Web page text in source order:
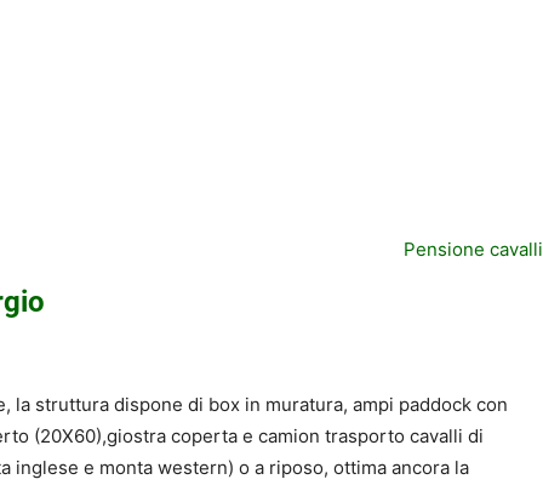
Pensione cavalli
la struttura dispone di box in muratura, ampi paddock con
(20X60),giostra coperta e camion trasporto cavalli di
e monta western) o a riposo, ottima ancora la